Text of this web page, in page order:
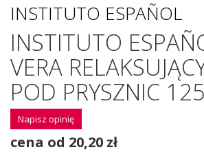
INSTITUTO ESPAÑOL
INSTITUTO
VERA
POD PRYSZNIC
Napisz opinię
cena od 20,20 zł